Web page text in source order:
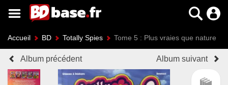
Accueil BD Totally Spies Tome 5 : Plus vraies que nature
Album précédent Album suivant